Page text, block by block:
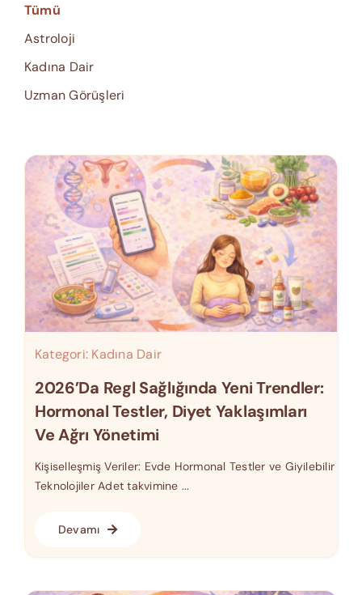
Tümü
Astroloji
Kadına Dair
Uzman Görüşleri
Kategori: Kadına Dair
2026’da Regl Sağlığında Yeni Trendler:
Hormonal Testler, Diyet Yaklaşımları
Ve Ağrı Yönetimi
Kişiselleşmiş Veriler: Evde Hormonal Testler ve Giyilebilir
Teknolojiler Adet takvimine ...
Devamı